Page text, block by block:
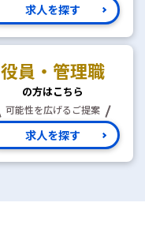
求人を探す
役員・管理職
の方はこちら
可能性を広げるご提案
求人を探す